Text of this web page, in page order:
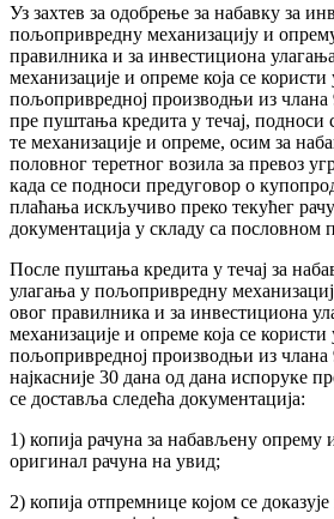
Уз захтев за одобрење за набавку за
пољопривредну механизацију и
правилника и за инвестициона
механизације и опреме која се
пољопривредној производњи из члана
пре пуштања кредита у течај, подноси
те механизације и опреме, осим за
половног теретног возила за превоз
када се подноси предуговор о
плаћања искључиво преко текућег
документација у складу са пословном
После пуштања кредита у течај за
улагања у пољопривредну
овог правилника и за инвестициона
механизације и опреме која се
пољопривредној производњи из члана
најкасније 30 дана од дана испоруке
се доставља следећа документација:
1) копија рачуна за набављену опрему
оригинал рачуна на увид;
2) копија отпремнице којом се